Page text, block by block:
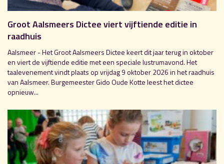
Groot Aalsmeers Dictee viert vijftiende editie in
raadhuis
Aalsmeer - Het Groot Aalsmeers Dictee keert dit jaar terug in oktober
en viert de vijftiende editie met een speciale lustrumavond. Het
taalevenement vindt plaats op vrijdag 9 oktober 2026 in het raadhuis
van Aalsmeer. Burgemeester Gido Oude Kotte leest het dictee
opnieuw...